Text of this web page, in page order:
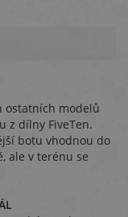
ostatních modelů
z dílny FiveTen.
botu vhodnou do
ale v terénu se